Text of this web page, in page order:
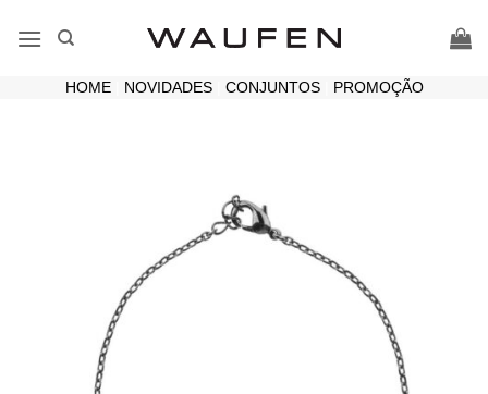
HOME| NOVIDADES| CONJUNTOS| PROMOÇÃO